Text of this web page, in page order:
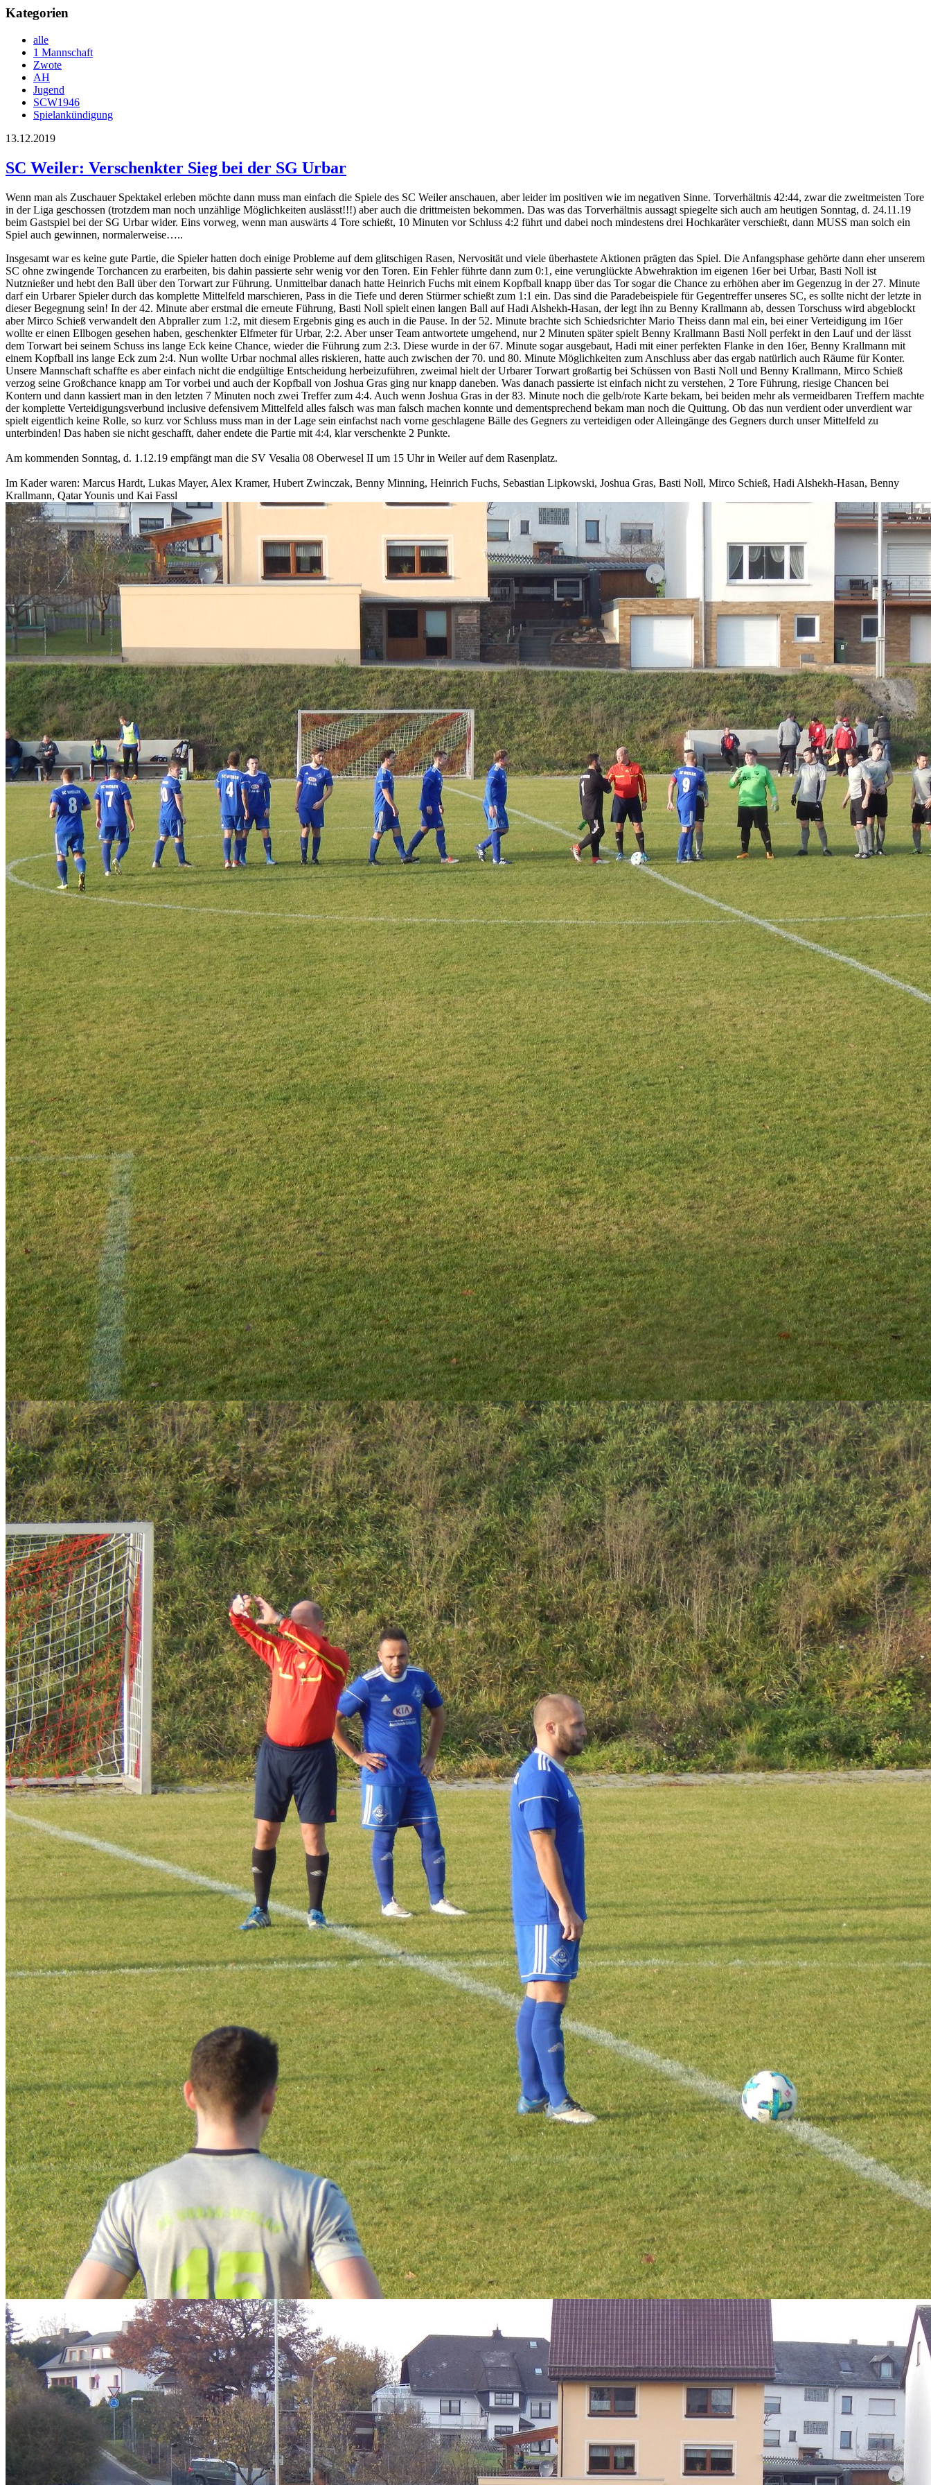
Kategorien
alle
1 Mannschaft
Zwote
AH
Jugend
SCW1946
Spielankündigung
13.12.2019
SC Weiler: Verschenkter Sieg bei der SG Urbar
Wenn man als Zuschauer Spektakel erleben möchte dann muss man einfach die Spiele des SC Weiler anschauen, aber leider im positiven wie im negativen Sinne. Torverhältnis 42:44, zwar die zweitmeisten Tore
in der Liga geschossen (trotzdem man noch unzählige Möglichkeiten auslässt!!!) aber auch die drittmeisten bekommen. Das was das Torverhältnis aussagt spiegelte sich auch am heutigen Sonntag, d. 24.11.19
beim Gastspiel bei der SG Urbar wider. Eins vorweg, wenn man auswärts 4 Tore schießt, 10 Minuten vor Schluss 4:2 führt und dabei noch mindestens drei Hochkaräter verschießt, dann MUSS man solch ein
Spiel auch gewinnen, normalerweise…..
Insgesamt war es keine gute Partie, die Spieler hatten doch einige Probleme auf dem glitschigen Rasen, Nervosität und viele überhastete Aktionen prägten das Spiel. Die Anfangsphase gehörte dann eher unserem
SC ohne zwingende Torchancen zu erarbeiten, bis dahin passierte sehr wenig vor den Toren. Ein Fehler führte dann zum 0:1, eine verunglückte Abwehraktion im eigenen 16er bei Urbar, Basti Noll ist
Nutznießer und hebt den Ball über den Torwart zur Führung. Unmittelbar danach hatte Heinrich Fuchs mit einem Kopfball knapp über das Tor sogar die Chance zu erhöhen aber im Gegenzug in der 27. Minute
darf ein Urbarer Spieler durch das komplette Mittelfeld marschieren, Pass in die Tiefe und deren Stürmer schießt zum 1:1 ein. Das sind die Paradebeispiele für Gegentreffer unseres SC, es sollte nicht der letzte in
dieser Begegnung sein! In der 42. Minute aber erstmal die erneute Führung, Basti Noll spielt einen langen Ball auf Hadi Alshekh-Hasan, der legt ihn zu Benny Krallmann ab, dessen Torschuss wird abgeblockt
aber Mirco Schieß verwandelt den Abpraller zum 1:2, mit diesem Ergebnis ging es auch in die Pause. In der 52. Minute brachte sich Schiedsrichter Mario Theiss dann mal ein, bei einer Verteidigung im 16er
wollte er einen Ellbogen gesehen haben, geschenkter Elfmeter für Urbar, 2:2. Aber unser Team antwortete umgehend, nur 2 Minuten später spielt Benny Krallmann Basti Noll perfekt in den Lauf und der lässt
dem Torwart bei seinem Schuss ins lange Eck keine Chance, wieder die Führung zum 2:3. Diese wurde in der 67. Minute sogar ausgebaut, Hadi mit einer perfekten Flanke in den 16er, Benny Krallmann mit
einem Kopfball ins lange Eck zum 2:4. Nun wollte Urbar nochmal alles riskieren, hatte auch zwischen der 70. und 80. Minute Möglichkeiten zum Anschluss aber das ergab natürlich auch Räume für Konter.
Unsere Mannschaft schaffte es aber einfach nicht die endgültige Entscheidung herbeizuführen, zweimal hielt der Urbarer Torwart großartig bei Schüssen von Basti Noll und Benny Krallmann, Mirco Schieß
verzog seine Großchance knapp am Tor vorbei und auch der Kopfball von Joshua Gras ging nur knapp daneben. Was danach passierte ist einfach nicht zu verstehen, 2 Tore Führung, riesige Chancen bei
Kontern und dann kassiert man in den letzten 7 Minuten noch zwei Treffer zum 4:4. Auch wenn Joshua Gras in der 83. Minute noch die gelb/rote Karte bekam, bei beiden mehr als vermeidbaren Treffern machte
der komplette Verteidigungsverbund inclusive defensivem Mittelfeld alles falsch was man falsch machen konnte und dementsprechend bekam man noch die Quittung. Ob das nun verdient oder unverdient war
spielt eigentlich keine Rolle, so kurz vor Schluss muss man in der Lage sein einfachst nach vorne geschlagene Bälle des Gegners zu verteidigen oder Alleingänge des Gegners durch unser Mittelfeld zu
unterbinden! Das haben sie nicht geschafft, daher endete die Partie mit 4:4, klar verschenkte 2 Punkte.
Am kommenden Sonntag, d. 1.12.19 empfängt man die SV Vesalia 08 Oberwesel II um 15 Uhr in Weiler auf dem Rasenplatz.
Im Kader waren: Marcus Hardt, Lukas Mayer, Alex Kramer, Hubert Zwinczak, Benny Minning, Heinrich Fuchs, Sebastian Lipkowski, Joshua Gras, Basti Noll, Mirco Schieß, Hadi Alshekh-Hasan, Benny
Krallmann, Qatar Younis und Kai Fassl